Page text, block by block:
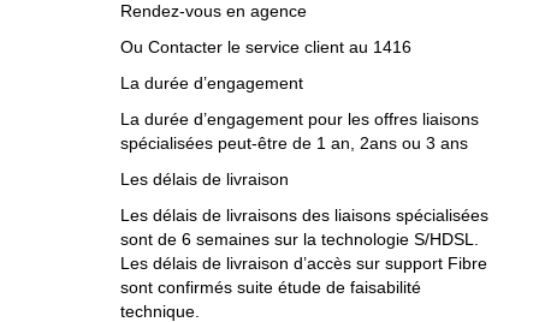
Rendez-vous en agence
Ou Contacter le service client au 1416
La durée d’engagement
La durée d’engagement pour les offres liaisons
spécialisées peut-être de 1 an, 2ans ou 3 ans
Les délais de livraison
Les délais de livraisons des liaisons spécialisées
sont de 6 semaines sur la technologie S/HDSL.
Les délais de livraison d’accès sur support Fibre
sont confirmés suite étude de faisabilité
technique.